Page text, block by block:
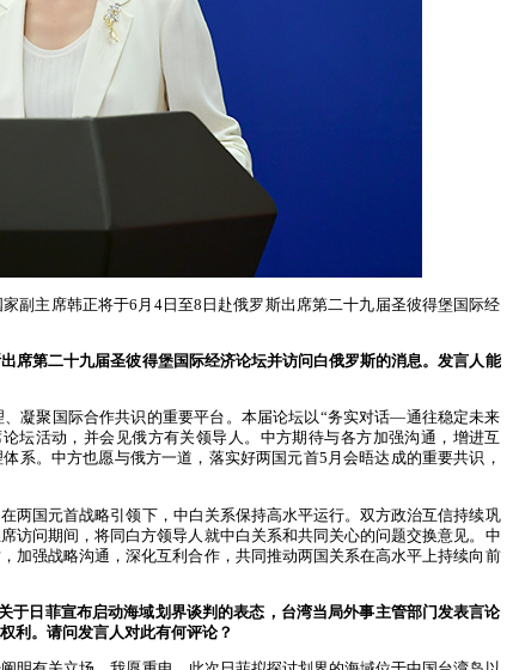
副主席韩正将于6月4日至8日赴俄罗斯出席第二十九届圣彼得堡国际经
席第二十九届圣彼得堡国际经济论坛并访问白俄罗斯的消息。发言人能
凝聚国际合作共识的重要平台。本届论坛以“务实对话—通往稳定未来
坛活动，并会见俄方有关领导人。中方期待与各方加强沟通，增进互
系。中方也愿与俄方一道，落实好两国元首5月会晤达成的重要共识，
两国元首战略引领下，中白关系保持高水平运行。双方政治互信持续巩
访问期间，将同白方领导人就中白关系和共同关心的问题交换意见。中
加强战略沟通，深化互利合作，共同推动两国关系在高水平上持续向前
于日菲宣布启动海域划界谈判的表态，台湾当局外事主管部门发表言论
利。请问发言人对此有何评论？